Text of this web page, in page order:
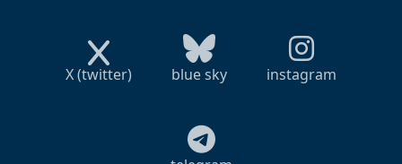
X (twitter) blue sky instagram